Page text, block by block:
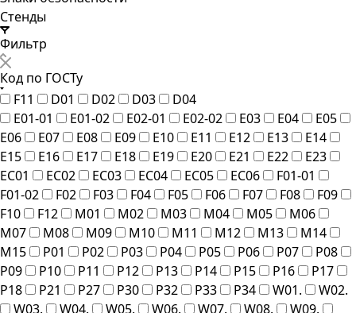
Стенды
Фильтр
Код по ГОСТу
F11
D01 D02 D03
D04
E01-01
E01-02 E02-01 E02-02 E03 E04
E05
E06
E07 E08 E09 E10 E11 E12 E13
E14
E15
E16 E17 E18 E19 E20 E21 E22
E23
EC01
EC02 EC03 EC04 EC05 EC06
F01-01
F01-02
F02 F03 F04 F05 F06 F07 F08
F09
F10
F12 M01 M02 M03 M04 M05
M06
M07
M08 M09 M10 M11 M12 M13
M14
M15
P01 P02 P03 P04 P05 P06 P07
P08
P09
P10 P11 P12 P13 P14 P15 P16
P17
P18
P21 P27 P30 P32 P33 P34 W01.
W02.
W03.
W04. W05. W06. W07. W08. W09.